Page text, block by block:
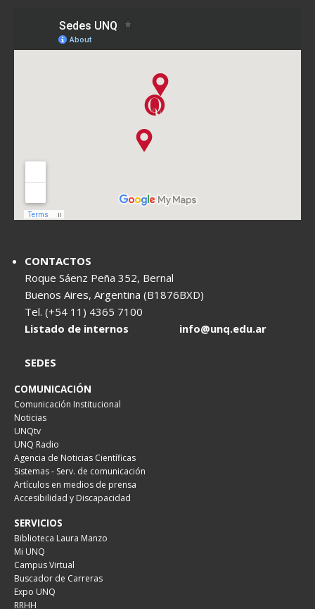
CONTACTOS
Roque Sáenz Peña 352, Bernal
Buenos Aires, Argentina (B1876BXD)
Tel. (+54 11) 4365 7100
Listado de internos
info@unq.edu.ar
SEDES
COMUNICACIÓN
Comunicación Institucional
Noticias
UNQtv
UNQ Radio
Agencia de Noticias Científicas
Sistemas - Serv. de comunicación
Artículos en medios de prensa
Accesibilidad y Discapacidad
SERVICIOS
Biblioteca Laura Manzo
Mi UNQ
Campus Virtual
Buscador de Carreras
Expo UNQ
RRHH